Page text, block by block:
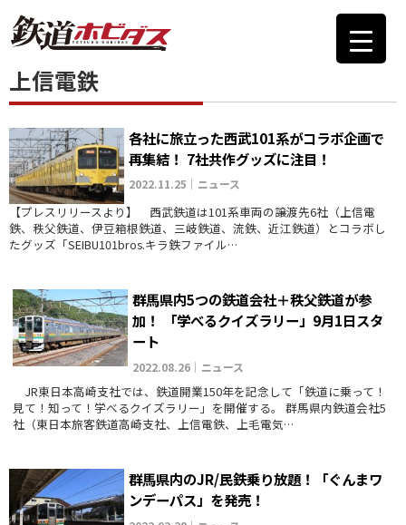
上信電鉄
各社に旅立った西武101系がコラボ企画で
再集結！ 7社共作グッズに注目！
2022.11.25｜ニュース
【プレスリリースより】 西武鉄道は101系車両の譲渡先6社（上信電
鉄、秩父鉄道、伊豆箱根鉄道、三岐鉄道、流鉄、近江鉄道）とコラボし
たグッズ「SEIBU101bros.キラ鉄ファイル…
群馬県内5つの鉄道会社＋秩父鉄道が参
加！ 「学べるクイズラリー」9月1日スタ
ート
2022.08.26｜ニュース
JR東日本高崎支社では、鉄道開業150年を記念して「鉄道に乗って！
見て！知って！学べるクイズラリー」を開催する。 群馬県内鉄道会社5
社（東日本旅客鉄道高崎支社、上信電鉄、上毛電気…
群馬県内のJR/民鉄乗り放題！「ぐんまワ
ンデーパス」を発売！